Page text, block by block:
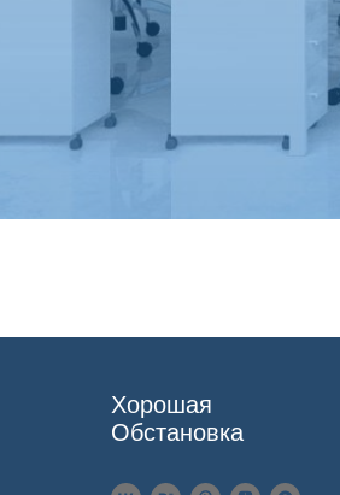
Хорошая
Обстановка